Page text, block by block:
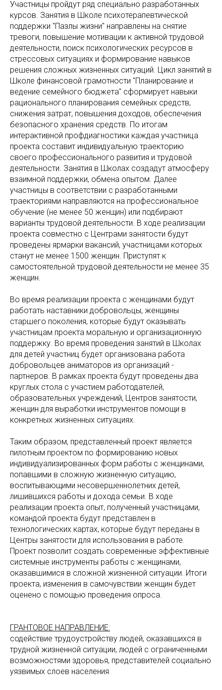
Участницы пройдут ряд специально разработанных
курсов. Занятия в Школе психотерапевтической
поддержки "Пазлы жизни" направлены на снятие
тревоги, повышение мотивации к активной трудовой
деятельности, поиск психологических ресурсов в
стрессовых ситуациях и формирование навыков
решения сложных жизненных ситуаций. Цикл занятий в
Школе финансовой грамотности "Планирование и
ведение семейного бюджета" сформирует навыки
рационального планирования семейных средств,
снижения затрат, повышения доходов, обеспечения
безопасного хранения средств. По итогам
интерактивной профдиагностики каждая участница
проекта составит индивидуальную траекторию
своего профессионального развития и трудовой
деятельности. Занятия в Школах создадут атмосферу
взаимной поддержки, обмена опытом. Далее
участницы в соответствии с разработанными
траекториями направляются на профессиональное
обучение (не менее 50 женщин) или подбирают
варианты трудовой деятельности. В ходе реализации
проекта совместно с Центрами занятости будут
проведены ярмарки вакансий, участницами которых
станут не менее 1500 женщин. Приступят к
самостоятельной трудовой деятельности не менее 35
женщин.
Во время реализации проекта с женщинами будут
работать наставники добровольцы, женщины
старшего поколения, которые будут оказывать
участницам проекта моральную и организационную
поддержку. Во время проведения занятий в Школах
для детей участниц будет организована работа
добровольцев аниматоров из организаций -
партнеров. В рамках проекта будут проведены два
круглых стола с участием работодателей,
образовательных учреждений, Центров занятости,
женщин для выработки инструментов помощи в
конкретных жизненных ситуациях.
Таким образом, представленный проект является
пилотным проектом по формированию новых
индивидуализированных форм работы с женщинами,
попавшими в сложную жизненную ситуацию,
воспитывающими несовершеннолетних детей,
лишившихся работы и дохода семьи. В ходе
реализации проекта опыт, полученный участницами,
командой проекта будут представлен в
технологических картах, которые будут переданы в
Центры занятости для использования в работе.
Проект позволит создать современные эффективные
системные инструменты работы с женщинами,
оказавшимися в сложной жизненной ситуации. Итоги
проекта, изменения в самочувствии женщин будет
оценено с помощью проведения опроса.
ГРАНТОВОЕ НАПРАВЛЕНИЕ:
содействие трудоустройству людей, оказавшихся в
трудной жизненной ситуации, людей с ограниченными
возможностями здоровья, представителей социально
уязвимых слоев населения